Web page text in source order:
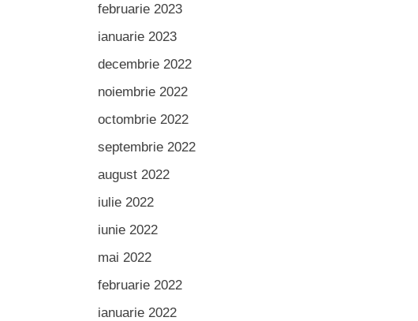
februarie 2023
ianuarie 2023
decembrie 2022
noiembrie 2022
octombrie 2022
septembrie 2022
august 2022
iulie 2022
iunie 2022
mai 2022
februarie 2022
ianuarie 2022